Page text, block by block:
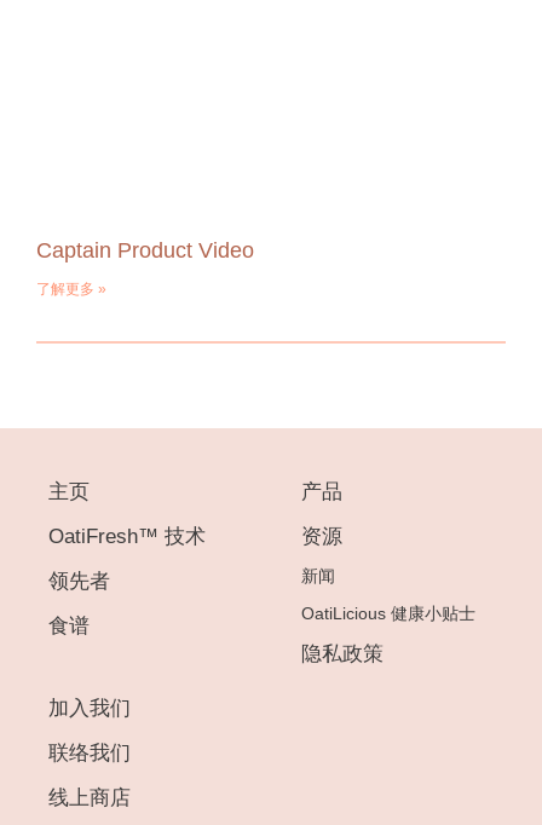
Captain Product Video
了解更多 »
主页
OatiFresh™ 技术
领先者
食谱
产品
资源
新闻
OatiLicious 健康小贴士
隐私政策
加入我们
联络我们
线上商店